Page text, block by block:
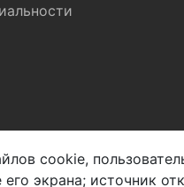
cookie,
экрана; источник